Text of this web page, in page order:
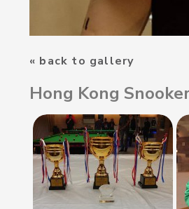
« back to gallery
Hong Kong